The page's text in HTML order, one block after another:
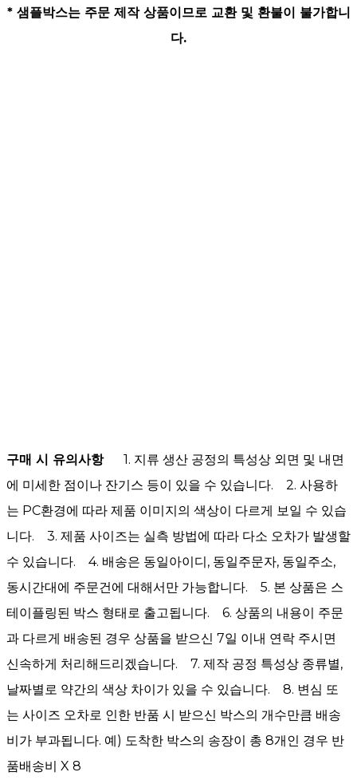
* 샘플박스는 주문 제작 상품이므로 교환 및 환불이 불가합니
다.
구매 시 유의사항 1. 지류 생산 공정의 특성상 외면 및 내면
에 미세한 점이나 잔기스 등이 있을 수 있습니다. 2. 사용하
는 PC환경에 따라 제품 이미지의 색상이 다르게 보일 수 있습
니다. 3. 제품 사이즈는 실측 방법에 따라 다소 오차가 발생할
수 있습니다. 4. 배송은 동일아이디, 동일주문자, 동일주소,
동시간대에 주문건에 대해서만 가능합니다. 5. 본 상품은 스
테이플링된 박스 형태로 출고됩니다. 6. 상품의 내용이 주문
과 다르게 배송된 경우 상품을 받으신 7일 이내 연락 주시면
신속하게 처리해드리겠습니다. 7. 제작 공정 특성상 종류별,
날짜별로 약간의 색상 차이가 있을 수 있습니다. 8. 변심 또
는 사이즈 오차로 인한 반품 시 받으신 박스의 개수만큼 배송
비가 부과됩니다. 예) 도착한 박스의 송장이 총 8개인 경우 반
품배송비 X 8